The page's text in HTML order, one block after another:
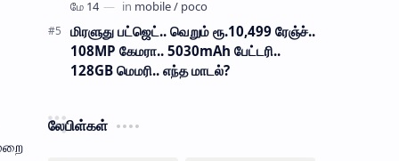
மிரளுது பட்ஜெட்.. வெறும் ரூ.10,499 ரேஞ்ச்..
108MP கேமரா.. 5030mAh பேட்டரி..
128GB மெமரி.. எந்த மாடல்?
லேபிள்கள்